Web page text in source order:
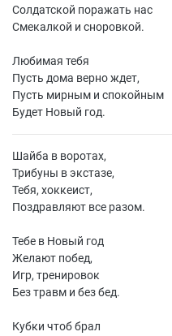
Солдатской поражать нас
Смекалкой и сноровкой.
Любимая тебя
Пусть дома верно ждет,
Пусть мирным и спокойным
Будет Новый год.
Шайба в воротах,
Трибуны в экстазе,
Тебя, хоккеист,
Поздравляют все разом.
Тебе в Новый год
Желают побед,
Игр, тренировок
Без травм и без бед.
Кубки чтоб брал